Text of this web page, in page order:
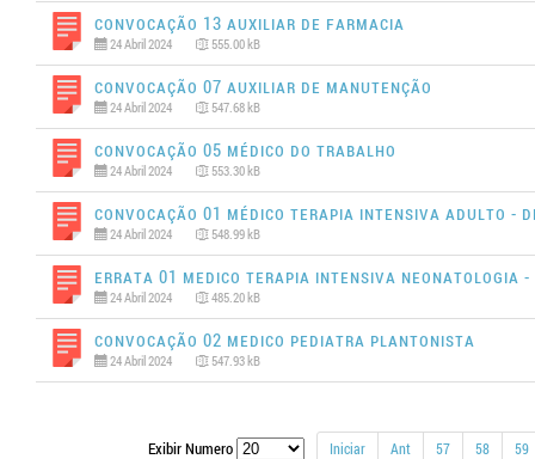
Convocação 13 AUXILIAR DE FARMACIA
24 Abril 2024 555.00 kB
Convocação 07 AUXILIAR DE MANUTENÇÃO
24 Abril 2024 547.68 kB
Convocação 05 MÉDICO DO TRABALHO
24 Abril 2024 553.30 kB
Convocação 01 MÉDICO TERAPIA INTENSIVA ADULTO -
24 Abril 2024 548.99 kB
Errata 01 MEDICO TERAPIA INTENSIVA NEONATOLOGIA -
24 Abril 2024 485.20 kB
Convocação 02 MEDICO PEDIATRA PLANTONISTA
24 Abril 2024 547.93 kB
Exibir Numero Iniciar Ant 57 58 59